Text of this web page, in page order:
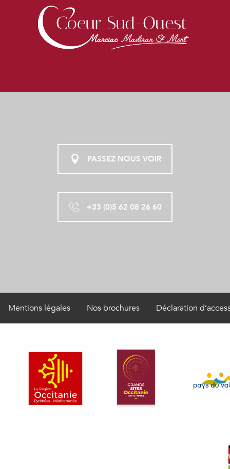
PASSEZ NOUS VOIR
+33 (0)5 62 08 26 60
Mentions légales Nos brochures Déclaration